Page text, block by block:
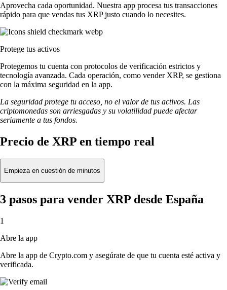
Aprovecha cada oportunidad. Nuestra app procesa tus transacciones
rápido para que vendas tus XRP justo cuando lo necesites.
Protege tus activos
Protegemos tu cuenta con protocolos de verificación estrictos y
tecnología avanzada. Cada operación, como vender XRP, se gestiona
con la máxima seguridad en la app.
La seguridad protege tu acceso, no el valor de tus activos. Las
criptomonedas son arriesgadas y su volatilidad puede afectar
seriamente a tus fondos.
Precio de XRP en tiempo real
Empieza en cuestión de minutos
3 pasos para vender XRP desde España
1
Abre la app
Abre la app de Crypto.com y asegúrate de que tu cuenta esté activa y
verificada.